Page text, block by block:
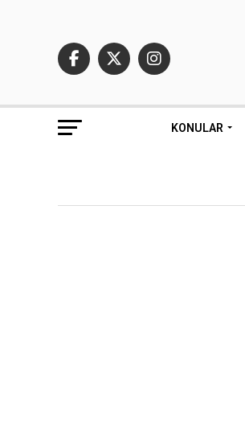
KONULAR